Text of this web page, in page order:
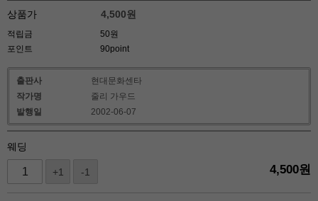
상품가 4,500원
적립금
50원
포인트
90point
출판사
현대문화센타
작가명
줄리 가우드
발행일
2002-06-07
웨딩
+1 -1 4,500원